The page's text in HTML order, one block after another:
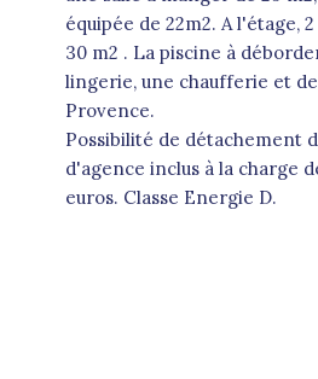
équipée de 22m2. A l'étage,
30 m2 . La piscine à
lingerie, une chaufferie et
Provence.
Possibilité de détachement
d'agence inclus à la charge
euros. Classe Energie D.